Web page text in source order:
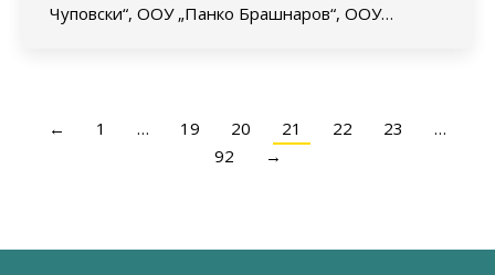
Чуповски“, ООУ „Панко Брашнаров“, ООУ…
← 1 … 19 20 21 22 23
…
92
→